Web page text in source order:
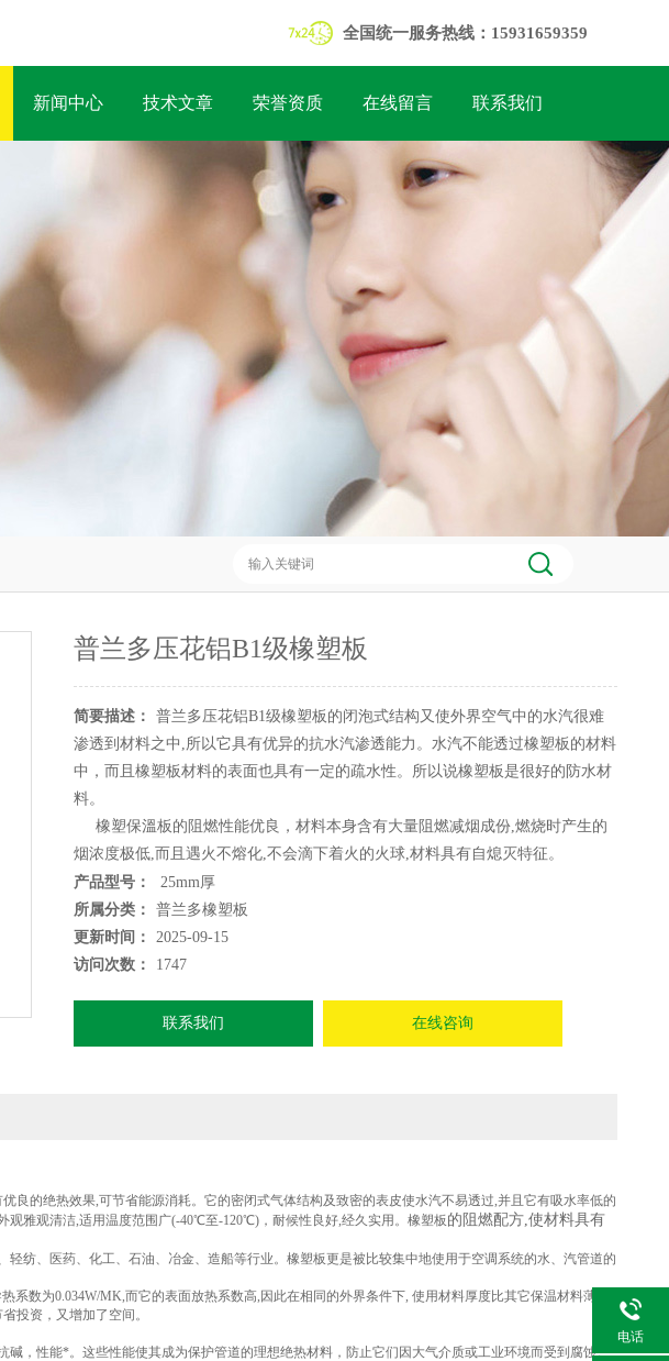
全国统一服务热线：15931659359
新闻中心 技术文章 荣誉资质 在线留言 联系我们
普兰多压花铝B1级橡塑板
简要描述：
普兰多压花铝B1级橡塑板的闭泡式结构又使外界空气中的水汽很难
渗透到材料之中,所以它具有优异的抗水汽渗透能力。水汽不能透过橡塑板的材料
中，而且橡塑板材料的表面也具有一定的疏水性。所以说橡塑板是很好的防水材
料。
橡塑保溫板的阻燃性能优良，材料本身含有大量阻燃减烟成份,燃烧时产生的
烟浓度极低,而且遇火不熔化,不会滴下着火的火球,材料具有自熄灭特征。
产品型号：
25mm厚
所属分类：
普兰多橡塑板
更新时间：
2025-09-15
访问次数：
1747
联系我们 在线咨询
良的绝热效果,可节省能源消耗。它的密闭式气体结构及致密的表皮使水汽不易透过,并且它有吸水率低的
雅观清洁,适用温度范围广(-40℃至-120℃)，耐候性良好,经久实用。橡塑板的阻燃配方,使材料具有
纺、医药、化工、石油、冶金、造船等行业。橡塑板更是被比较集中地使用于空调系统的水、汽管道的
系数为0.034W/MK,而它的表面放热系数高,因此在相同的外界条件下, 使用材料厚度比其它保温材料薄一
投资，又增加了空间。
，性能*。这些性能使其成为保护管道的理想绝热材料，防止它们因大气介质或工业环境而受到腐蚀。
电话